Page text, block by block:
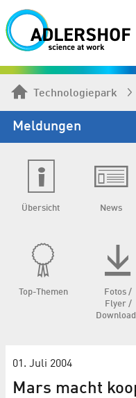
Technologiepark
Meldungen
Übersicht News
Top-Themen
Fotos /
Flyer /
01. Juli 2004
Mars macht